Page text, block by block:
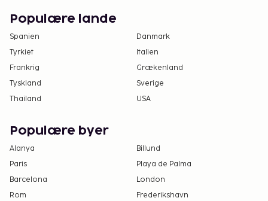
Populære lande
Spanien
Danmark
Tyrkiet
Italien
Frankrig
Grækenland
Tyskland
Sverige
Thailand
USA
Populære byer
Alanya
Billund
Paris
Playa de Palma
Barcelona
London
Rom
Frederikshavn